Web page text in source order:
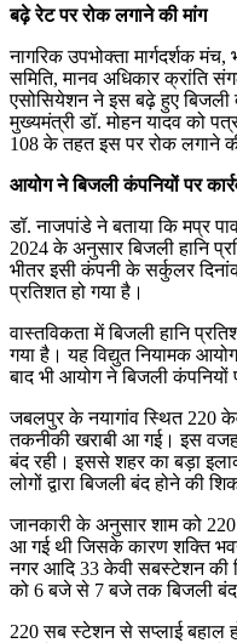
बढ़े रेट पर रोक लगाने की मांग
नागरिक उपभोक्ता मार्गदर्शक
समिति, मानव अधिकार क्रांति
एसोसियेशन ने इस बढ़े हुए बिजली
मुख्यमंत्री डॉ. मोहन यादव को
108 के तहत इस पर रोक लगाने
आयोग ने बिजली कंपनियों पर
डॉ. नाजपांडे ने बताया कि मप्र
2024 के अनुसार बिजली हानि
भीतर इसी कंपनी के सर्कुलर
प्रतिशत हो गया है।
वास्तविकता में बिजली हानि
गया है। यह विद्युत नियामक
बाद भी आयोग ने बिजली कंपनियों
जबलपुर के नयागांव स्थित 220
तकनीकी खराबी आ गई। इस
बंद रही। इससे शहर का बड़ा
लोगों द्वारा बिजली बंद होने की
जानकारी के अनुसार शाम को
आ गई थी जिसके कारण शक्ति
नगर आदि 33 केवी सबस्टेशन की
को 6 बजे से 7 बजे तक बिजली बंद
220 सब स्टेशन से सप्लाई बहाल